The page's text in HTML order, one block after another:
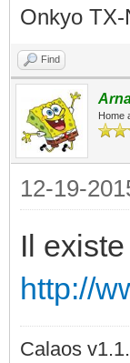
Onkyo TX-
Find
Home
12-19-
Il
http://
Calaos